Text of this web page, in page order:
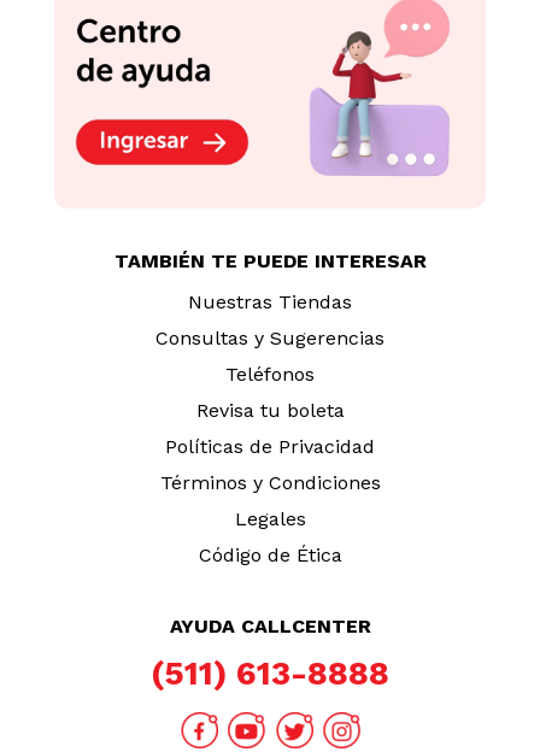
TAMBIÉN TE PUEDE INTERESAR
Nuestras Tiendas
Consultas y Sugerencias
Teléfonos
Revisa tu boleta
Políticas de Privacidad
Términos y Condiciones
Legales
Código de Ética
AYUDA CALLCENTER
(511) 613-8888